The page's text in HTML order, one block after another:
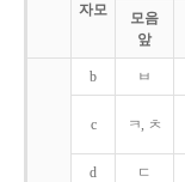
자모
모음
앞
b ㅂ
c ㅋ, ㅊ
d ㄷ